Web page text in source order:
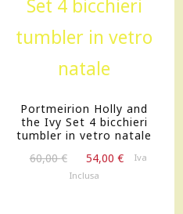
Portmeirion Holly and
the Ivy Set 4 bicchieri
tumbler in vetro natale
60,00€
prezzo
54,00 €
IlIva
Inclusa